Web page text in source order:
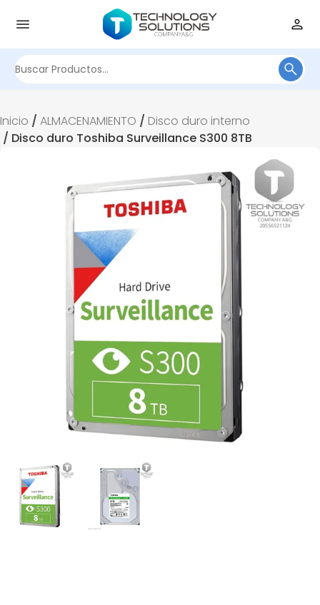
Inicio / ALMACENAMIENTO / Disco duro interno
/ Disco duro Toshiba Surveillance S300 8TB